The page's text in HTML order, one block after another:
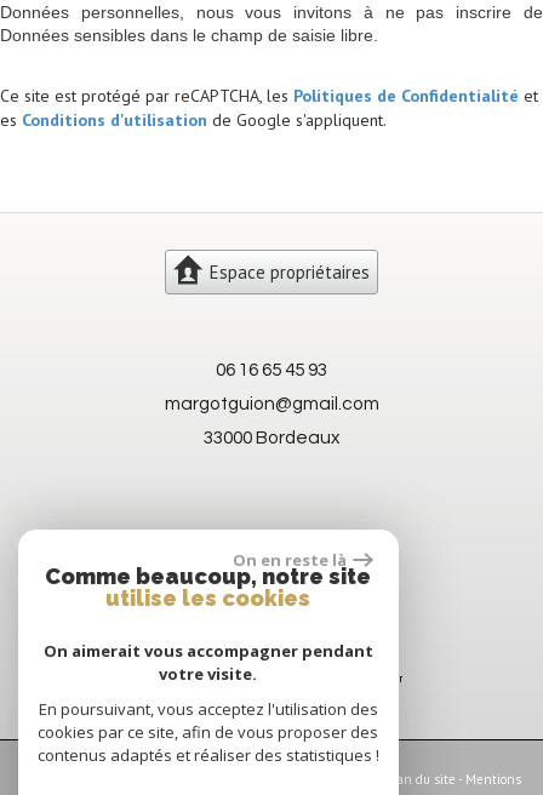
Données personnelles, nous vous invitons à ne pas inscrire de
Données sensibles dans le champ de saisie libre.
Ce site est protégé par reCAPTCHA, les Politiques de Confidentialité et
es Conditions d'utilisation de Google s'appliquent.
Espace propriétaires
06 16 65 45 93
margotguion@gmail.com
33000 Bordeaux
Plan du site - Mentions
On en reste là
Comme beaucoup, notre site
utilise les cookies
On aimerait vous accompagner pendant
votre visite.
En poursuivant, vous acceptez l'utilisation des
cookies par ce site, afin de vous proposer des
contenus adaptés et réaliser des statistiques !